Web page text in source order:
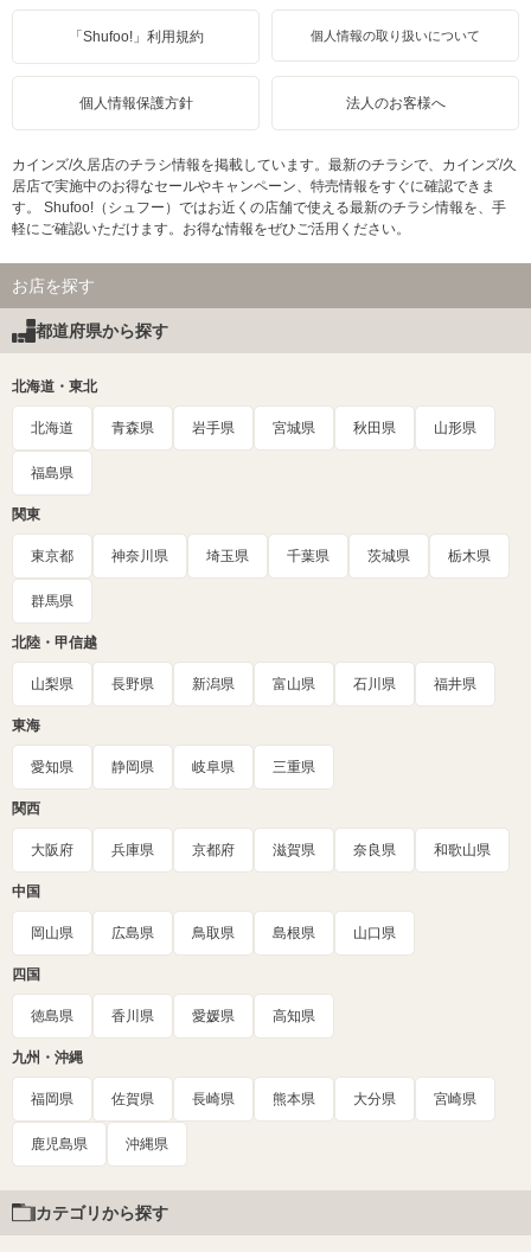
「Shufoo!」利用規約 個人情報の取り扱いについて
個人情報保護方針 法人のお客様へ
カインズ/久居店のチラシ情報を掲載しています。最新のチラシで、カインズ/久
居店で実施中のお得なセールやキャンペーン、特売情報をすぐに確認できま
す。 Shufoo!（シュフー）ではお近くの店舗で使える最新のチラシ情報を、手
軽にご確認いただけます。お得な情報をぜひご活用ください。
お店を探す
都道府県から探す
北海道・東北
北海道 青森県 岩手県 宮城県 秋田県 山形県
福島県
関東
東京都 神奈川県 埼玉県 千葉県 茨城県 栃木県
群馬県
北陸・甲信越
山梨県 長野県 新潟県 富山県 石川県 福井県
東海
愛知県 静岡県 岐阜県 三重県
関西
大阪府 兵庫県 京都府 滋賀県 奈良県 和歌山県
中国
岡山県 広島県 鳥取県 島根県 山口県
四国
徳島県 香川県 愛媛県 高知県
九州・沖縄
福岡県 佐賀県 長崎県 熊本県 大分県 宮崎県
鹿児島県 沖縄県
カテゴリから探す